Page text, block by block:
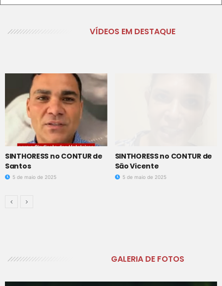
VÍDEOS EM DESTAQUE
SINTHORESS no CONTUR de
Santos
5 de maio de 2025
SINTHORESS no CONTUR de
São Vicente
5 de maio de 2025
GALERIA DE FOTOS